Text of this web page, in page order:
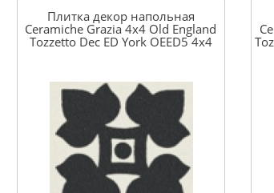
Плитка декор напольная
Ceramiche Grazia 4x4 Old England
Tozzetto Dec ED York OEED5 4x4